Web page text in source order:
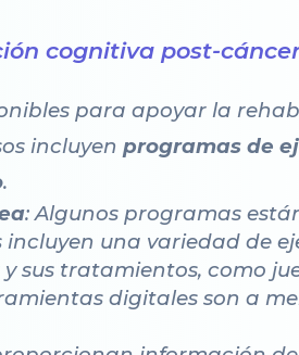
cognitiva post-
para apoyar la
incluyenprogramas de
.
: Algunos programas
una variedad de
sus tratamientos, como
digitales son a